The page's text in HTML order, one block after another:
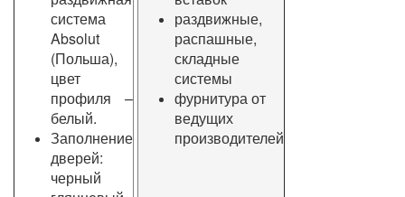
система
Absolut
(Польша),
цвет
профиля –
белый.
Заполнение
дверей:
черный
раздвижные,
распашные,
складные
системы
фурнитура от
ведущих
производителей